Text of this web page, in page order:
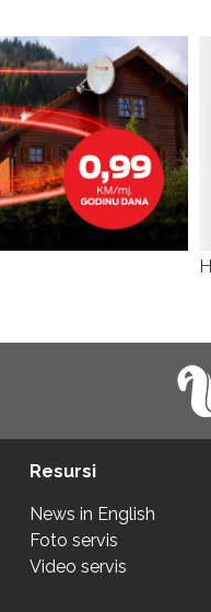
Resursi
News in English
Foto servis
Video servis